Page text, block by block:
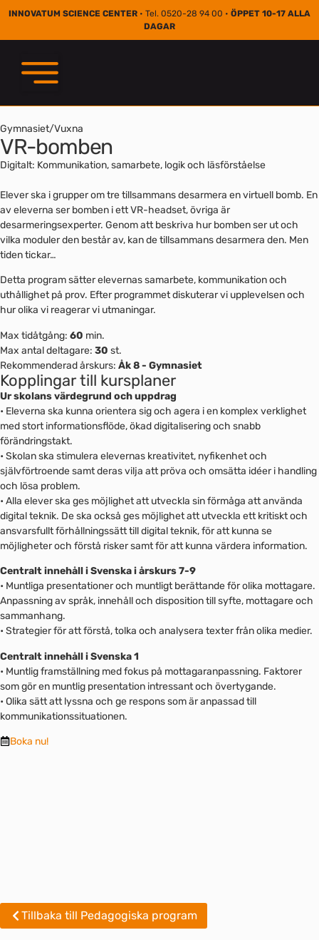
INNOVATUM SCIENCE CENTER • Tel. 0520-28 94 00 • ÖPPET 10-17 ALLA
DAGAR
Gymnasiet/Vuxna
VR-bomben
Digitalt: Kommunikation, samarbete, logik och läsförståelse
Elever ska i grupper om tre tillsammans desarmera en virtuell bomb. En
av eleverna ser bomben i ett VR-headset, övriga är
desarmeringsexperter. Genom att beskriva hur bomben ser ut och
vilka moduler den består av, kan de tillsammans desarmera den. Men
tiden tickar…
Detta program sätter elevernas samarbete, kommunikation och
uthållighet på prov. Efter programmet diskuterar vi upplevelsen och
hur olika vi reagerar vi utmaningar.
Max tidåtgång: 60 min.
Max antal deltagare: 30 st.
Rekommenderad årskurs: Åk 8 - Gymnasiet
Kopplingar till kursplaner
Ur skolans värdegrund och uppdrag
• Eleverna ska kunna orientera sig och agera i en komplex verklighet
med stort informationsflöde, ökad digitalisering och snabb
förändringstakt.
• Skolan ska stimulera elevernas kreativitet, nyfikenhet och
självförtroende samt deras vilja att pröva och omsätta idéer i handling
och lösa problem.
• Alla elever ska ges möjlighet att utveckla sin förmåga att använda
digital teknik. De ska också ges möjlighet att utveckla ett kritiskt och
ansvarsfullt förhållningssätt till digital teknik, för att kunna se
möjligheter och förstå risker samt för att kunna värdera information.
Centralt innehåll i Svenska i årskurs 7-9
• Muntliga presentationer och muntligt berättande för olika mottagare.
An­pass­ning av språk, innehåll och disposition till syfte, mottagare och
samman­hang.
• Strategier för att förstå, tolka och analysera tex­ter från olika medier.
Centralt innehåll i Svenska 1
• Muntlig framställning med fokus på mottagaranpassning. Faktorer
som gör en muntlig presentation intressant och övertygande.
• Olika sätt att lyssna och ge respons som är anpassad till
kommunikationssituationen.
Boka nu!
Tillbaka till Pedagogiska program